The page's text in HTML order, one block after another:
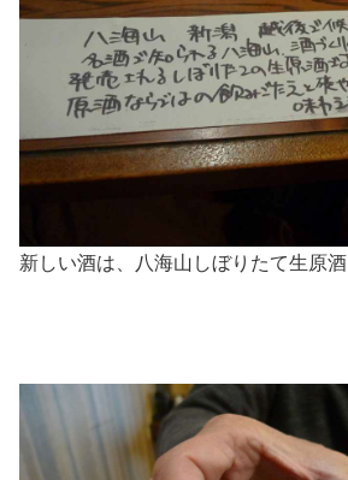
新しい酒は、八海山しぼりたて生原酒